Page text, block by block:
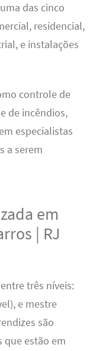
das cinco
residencial,
e instalações
controle de
de incêndios,
especialistas
a serem
em
| RJ
três níveis:
e mestre
são
estão em